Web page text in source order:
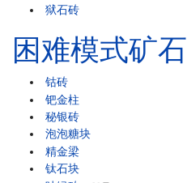
狱石砖
困难模式矿石
钴砖
钯金柱
秘银砖
泡泡糖块
精金梁
钛石块